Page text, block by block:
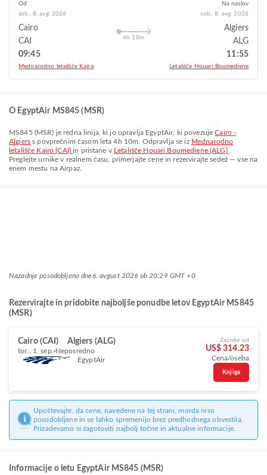
Od
sob., 8. avg. 2026
Cairo
CAI
09:45
Mednarodno letališče Kairo
4h 10m
Na naslov
sob., 8. avg. 2026
Algiers
ALG
11:55
Letališče Houari Boumediene
O EgyptAir MS845 (MSR)
MS845 (MSR) je redna linija, ki jo upravlja EgyptAir, ki povezujeCairo -
Algierss povprečnim časom leta4h 10m . Odpravlja se iz Mednarodno
letališče Kairo (CAI)in pristane v Letališče Houari Boumediene (ALG)
Preglejte urnike v realnem času, primerjajte cene in rezervirajte sedež — vse na
enem mestu na Airpaz.
Nazadnje posodobljeno dne6. avgust 2026 ob 20:29 GMT +0
Rezervirajte in pridobite najboljše ponudbe letov EgyptAir MS845
(MSR)
Cairo (CAI) Algiers (ALG)
tor., 1. sep. Neposredno
EgyptAir
Začnite od
US$ 314.23
Cena/oseba
Knjiga
Upoštevajte, da cene, navedene na tej strani, morda niso
posodobljene in se lahko spremenijo brez predhodnega obvestila.
Prizadevamo si zagotoviti najbolj točne in aktualne informacije.
Informacije o letu EgyptAir MS845 (MSR)